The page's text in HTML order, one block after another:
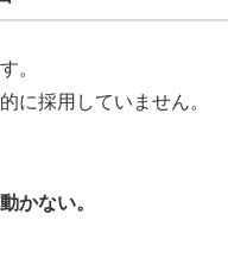
。
に採用していません。
かない。